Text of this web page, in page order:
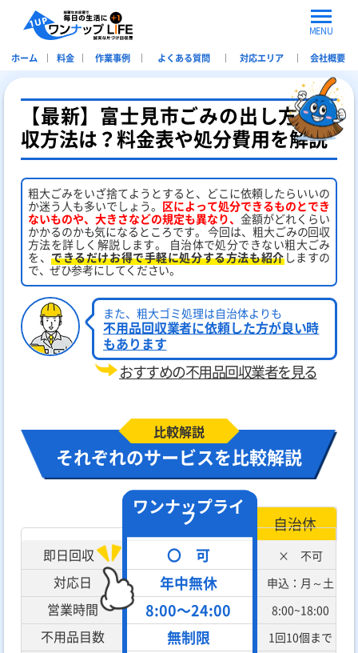
MENU
ホーム
料金 作業事例 よくある質問 対応エリア 会社概要
【最新】富士見市ごみの出し方や回
収方法は？料金表や処分費用を解説
粗大ごみをいざ捨てようとすると、どこに依頼したらいいの
か迷う人も多いでしょう。 区によって処分できるものとでき
ないものや、大きさなどの規定も異なり、金額がどれくらい
かかるのかも気になるところです。 今回は、粗大ごみの回収
方法を詳しく解説します。 自治体で処分できない粗大ごみ
を、できるだけお得で手軽に処分する方法も紹介しますの
で、ぜひ参考にしてください。
また、粗大ゴミ処理は自治体よりも
不用品回収業者に依頼した方が良い時
もあります
おすすめの不用品回収業者を見る
比較解説
それぞれのサービスを比較解説
ワンナップライ
フ 自治体
即日回収 〇 可 × 不可
対応日 年中無休 申込：月～土
営業時間 8:00～24:00 8:00~18:00
不用品目数 無制限 1回10個まで